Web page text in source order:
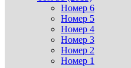
Номер 6
Номер 5
Номер 4
Номер 3
Номер 2
Номер 1